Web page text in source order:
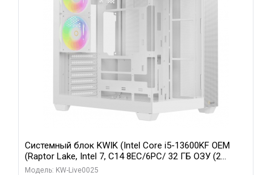
Системный блок KWIK (Intel Core i5-13600KF OEM
(Raptor Lake, Intel 7, C14 8EC/6PC/ 32 ГБ ОЗУ (2
модуля)/ Gigabyte RTX5060 WINDFORCE OC 8GB
Модель: KW-Live0025